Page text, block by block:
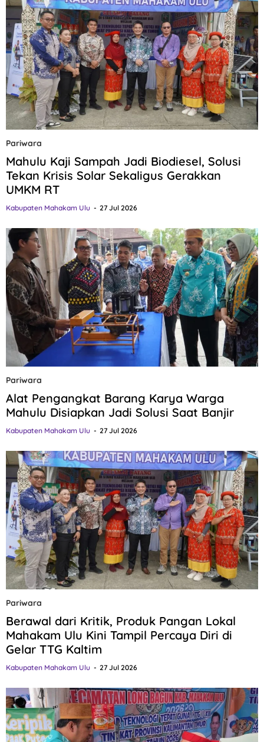
Pariwara
Mahulu Kaji Sampah Jadi Biodiesel, Solusi
Tekan Krisis Solar Sekaligus Gerakkan
UMKM RT
Kabupaten Mahakam Ulu 27 Jul 2026
Pariwara
Alat Pengangkat Barang Karya Warga
Mahulu Disiapkan Jadi Solusi Saat Banjir
Kabupaten Mahakam Ulu 27 Jul 2026
Pariwara
Berawal dari Kritik, Produk Pangan Lokal
Mahakam Ulu Kini Tampil Percaya Diri di
Gelar TTG Kaltim
Kabupaten Mahakam Ulu 27 Jul 2026